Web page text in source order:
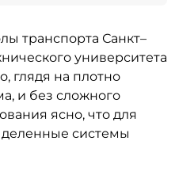
транспорта Санкт–
университета
глядя на плотно
и без сложного
ясно, что для
системы